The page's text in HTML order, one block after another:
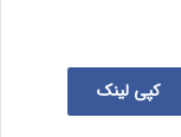
کپی لینک